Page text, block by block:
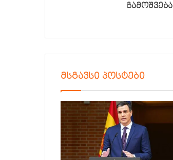
გამოშვება
მსგავსი პოსტები